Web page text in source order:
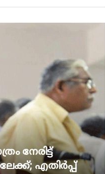
നേരിട്ട്
എതിർപ്പ്